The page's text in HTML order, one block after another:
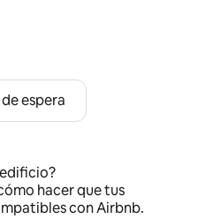
espera
hacer que tus
con Airbnb.